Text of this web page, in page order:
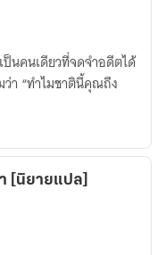
ป็นคนเดียวที่จดจำอดีตได้
า “ทำไมชาตินี้คุณถึง
[นิยายแปล]